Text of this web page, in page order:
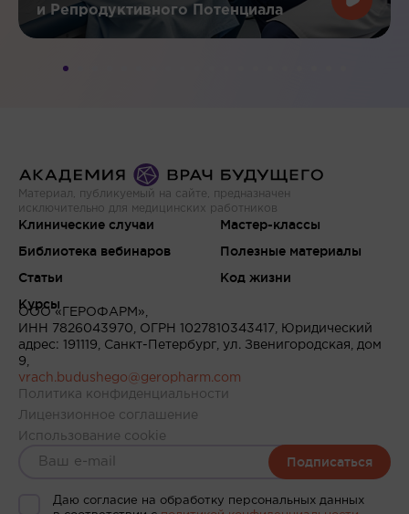
и Репродуктивного Потенциала
Материал, публикуемый на сайте, предназначен
исключительно для медицинских работников
Клинические случаи
Библиотека вебинаров
Статьи
Курсы
Мастер-классы
Полезные материалы
Код жизни
ООО «ГЕРОФАРМ»,
ИНН 7826043970, ОГРН 1027810343417, Юридический
адрес: 191119, Санкт-Петербург, ул. Звенигородская, дом
9,
vrach.budushego@geropharm.com
Политика конфиденциальности
Лицензионное соглашение
Использование cookie
Подписаться
Даю согласие на обработку персональных данных